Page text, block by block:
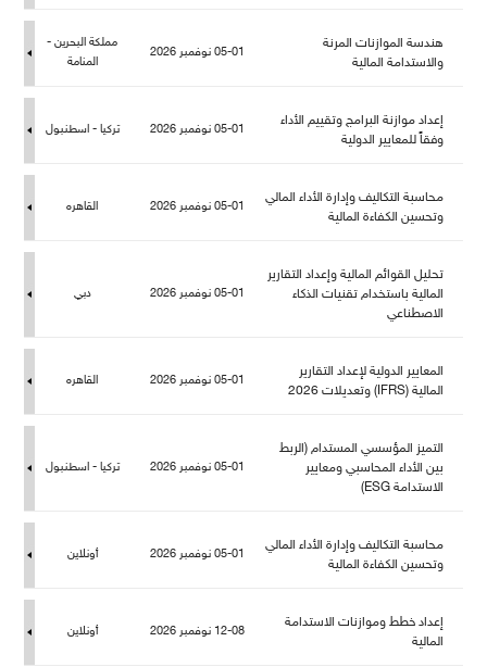
هندسة الموازنات المرنة
والاستدامة المالية
05-01 نوفمبر 2026
كة البحرين -
المنامة
إعداد موازنة البرامج وتقييم الأداء
وفقاً للمعايير الدولية
05-01 نوفمبر 2026 تركيا - اسطنبو
حاسبة التكاليف وإدارة الأداء المالي
وتحسين الكفاءة المالية
05-01 نوفمبر 2026 القاهره
تحليل القوائم المالية وإعداد التقارير
المالية باستخدام تقنيات الذكاء
الاصطناعي
05-01 نوفمبر 2026 دبي
المعايير الدولية لإعداد التقارير
المالية (IFRS) وتعديلات 2026
05-01 نوفمبر 2026 القاهره
التميز المؤسسي المستدام (الربط
بين الأداء المحاسبي ومعايير
الاستدامة ESG)
05-01 نوفمبر 2026 تركيا - اسطنبو
حاسبة التكاليف وإدارة الأداء المالي
وتحسين الكفاءة المالية
05-01 نوفمبر 2026 أونلاين
إعداد خطط وموازنات الاستدامة
المالية
12-08 نوفمبر 2026 أونلاين